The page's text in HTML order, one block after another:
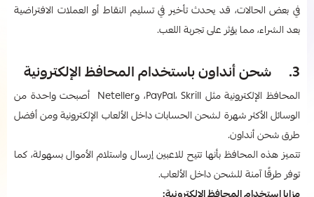
في بعض الحالات، قد يحدث تأخير في تسليم النقاط أو العملات الافتراضية
بعد الشراء، مما يؤثر على تجربة اللعب.
3. شحن أنداون باستخدام المحافظ الإلكترونية
المحافظ الإلكترونية مثل PayPal، Skrill، وNeteller أصبحت واحدة من
الوسائل الأكثر شهرة لشحن الحسابات داخل الألعاب الإلكترونية ومن أفضل
طرق شحن أنداون.
تتميز هذه المحافظ بأنها تتيح للاعبين إرسال واستلام الأموال بسهولة، كما
توفر طرقًا آمنة للشحن داخل الألعاب.